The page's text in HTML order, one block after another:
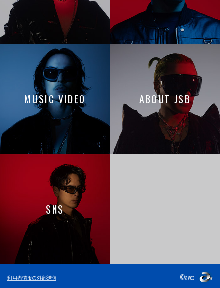
MUSIC VIDEO ABOUT JSB
SNS
利用者情報の外部送信 ©avex